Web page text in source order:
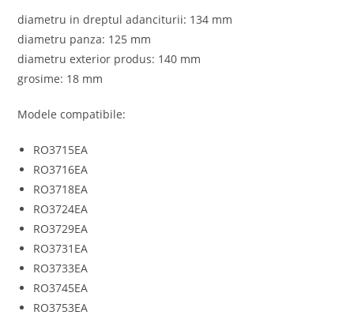
diametru in dreptul adanciturii: 134 mm
diametru panza: 125 mm
diametru exterior produs: 140 mm
grosime: 18 mm
Modele compatibile:
RO3715EA
RO3716EA
RO3718EA
RO3724EA
RO3729EA
RO3731EA
RO3733EA
RO3745EA
RO3753EA